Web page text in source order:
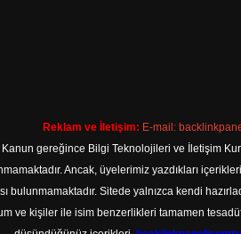
Reklam ve İletişim: E-mail:
Kanun gereğince Bilgi Teknolojileri ve İletişim
Ancak, üyelerimiz yazdıkları
bulunmamaktadır. Sitede yalnızca kendi
ve kişiler ile isim benzerlikleri tamamen